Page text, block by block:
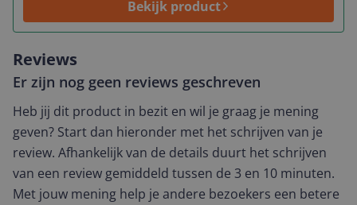
Bekijk product
Reviews
Er zijn nog geen reviews geschreven
Heb jij dit product in bezit en wil je graag je mening
geven? Start dan hieronder met het schrijven van je
review. Afhankelijk van de details duurt het schrijven
van een review gemiddeld tussen de 3 en 10 minuten.
Met jouw mening help je andere bezoekers een betere